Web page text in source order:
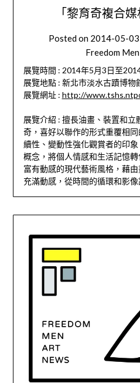
「黎育奇複合
Posted on 2014-05-03
Freedom
展覽時間 : 2014年5月3日至
展覽地點 : 新北市淡水古蹟博物
展覽網址 : http://
展覽介紹 : 擅長油畫、裝置和
奇，喜好以聯作的形式重覆相
續性、變動性強化觀賞者的印
概念，將個人情感和生活記憶
富有動感的現代藝術風格，藉
充滿動感，從時間的循環和影